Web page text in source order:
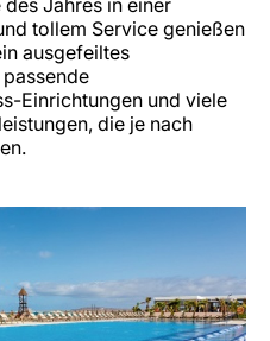
tollem Service genießen
ausgefeiltes
Einrichtungen und viele
die je nach